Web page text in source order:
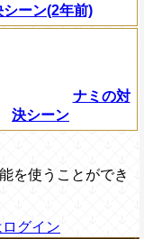
シーン(2年前)
ナミの対
決シーン
を使うことができ
グイン